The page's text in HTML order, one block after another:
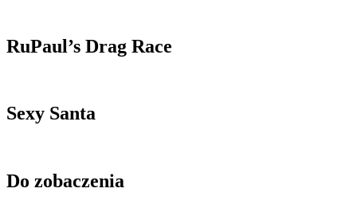
RuPaul’s Drag Race
Sexy Santa
Do zobaczenia